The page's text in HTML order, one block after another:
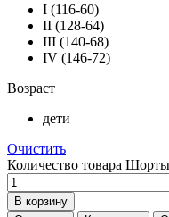
I (116-60)
II (128-64)
III (140-68)
IV (146-72)
Возраст
дети
Очистить
Количество товара
В корзину